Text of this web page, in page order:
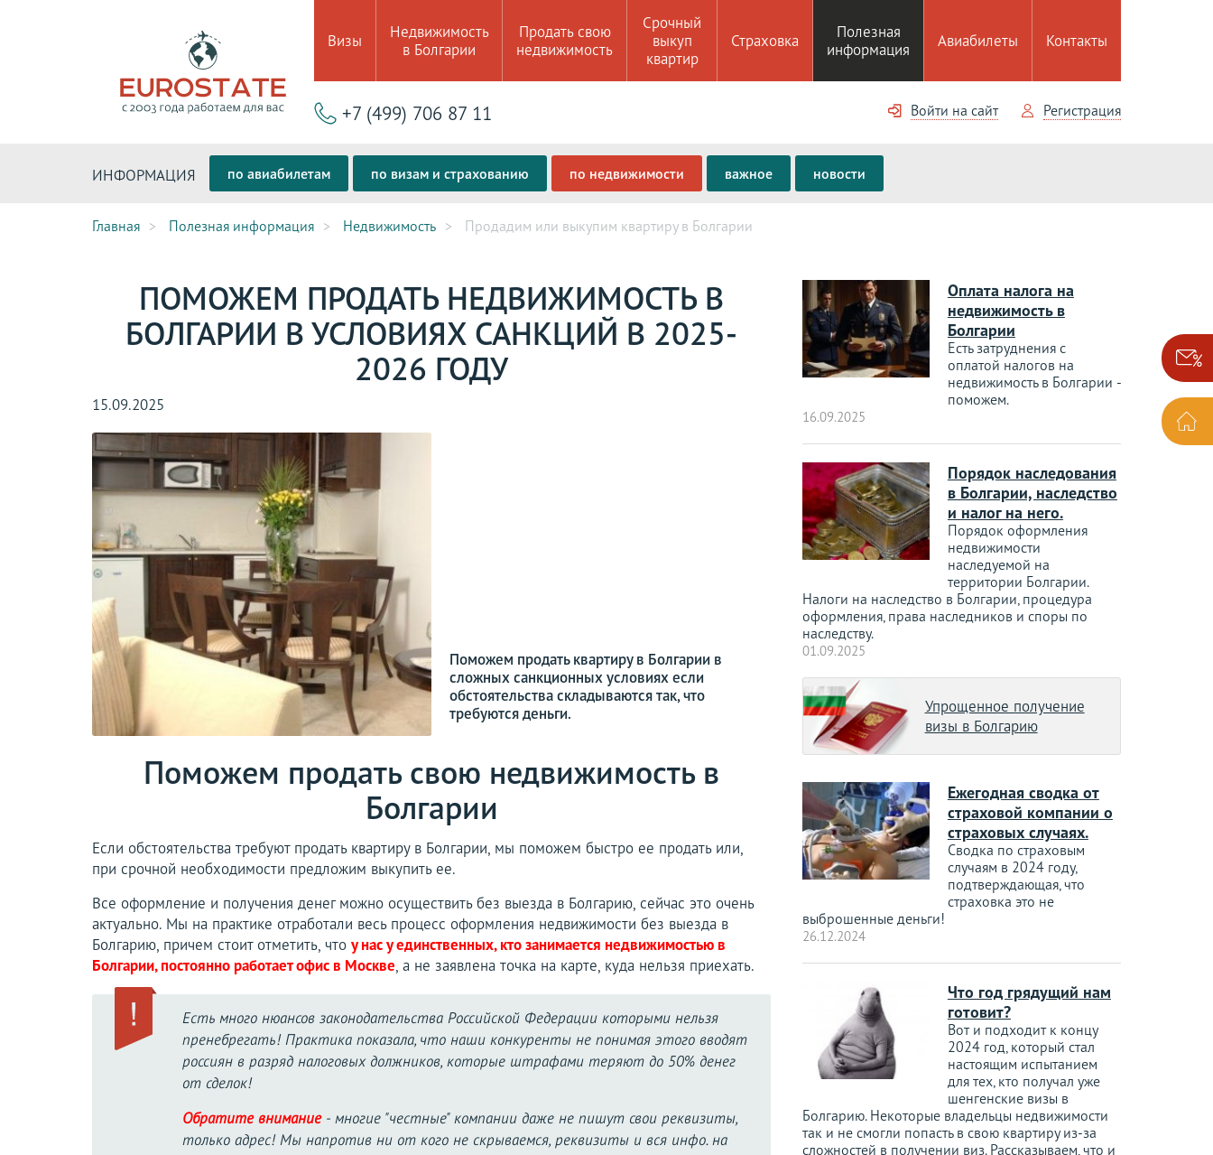
Визы
Недвижимость
в Болгарии
Продать свою
недвижимость
Срочный
выкуп
квартир
Страховка
Полезная
информация
Авиабилеты Контакты
Войти на сайт Регистрация
+7 (499) 706 87 11
ИНФОРМАЦИЯ по авиабилетам по визам и страхованию по недвижимости важное новости
Главная Полезная информация Недвижимость Продадим или выкупим квартиру в Болгарии
ПОМОЖЕМ ПРОДАТЬ НЕДВИЖИМОСТЬ В
БОЛГАРИИ В УСЛОВИЯХ САНКЦИЙ В 2025-
2026 ГОДУ
15.09.2025
Поможем продать квартиру в Болгарии в
сложных санкционных условиях если
обстоятельства складываются так, что
требуются деньги.
Поможем продать свою недвижимость в
Болгарии
Если обстоятельства требуют продать квартиру в Болгарии, мы поможем быстро ее продать или,
при срочной необходимости предложим выкупить ее.
Все оформление и получения денег можно осуществить без выезда в Болгарию, сейчас это очень
актуально. Мы на практике отработали весь процесс оформления недвижимости без выезда в
Болгарию, причем стоит отметить, что у нас у единственных, кто занимается недвижимостью в
Болгарии, постоянно работает офис в Москве, а не заявлена точка на карте, куда нельзя приехать.
Есть много нюансов законодательства Российской Федерации которыми нельзя
пренебрегать! Практика показала, что наши конкуренты не понимая этого вводят
россиян в разряд налоговых должников, которые штрафами теряют до 50% денег
от сделок!
Обратите внимание- многие "честные" компании даже не пишут свои реквизиты,
только адрес! Мы напротив ни от кого не скрываемся, реквизиты и вся инфо. на
Оплата налога на
недвижимость в
Болгарии
Есть затруднения с
оплатой налогов на
недвижимость в Болгарии -
поможем.
16.09.2025
Порядок наследования
в Болгарии, наследство
и налог на него.
Порядок оформления
недвижимости
наследуемой на
территории Болгарии.
Налоги на наследство в Болгарии, процедура
оформления, права наследников и споры по
наследству.
01.09.2025
Упрощенное получение
визы в Болгарию
Ежегодная сводка от
страховой компании о
страховых случаях.
Сводка по страховым
случаям в 2024 году,
подтверждающая, что
страховка это не
выброшенные деньги!
26.12.2024
Что год грядущий нам
готовит?
Вот и подходит к концу
2024 год, который стал
настоящим испытанием
для тех, кто получал уже
шенгенские визы в
Болгарию. Некоторые владельцы недвижимости
так и не смогли попасть в свою квартиру из-за
сложностей в получении виз. Рассказываем, что и